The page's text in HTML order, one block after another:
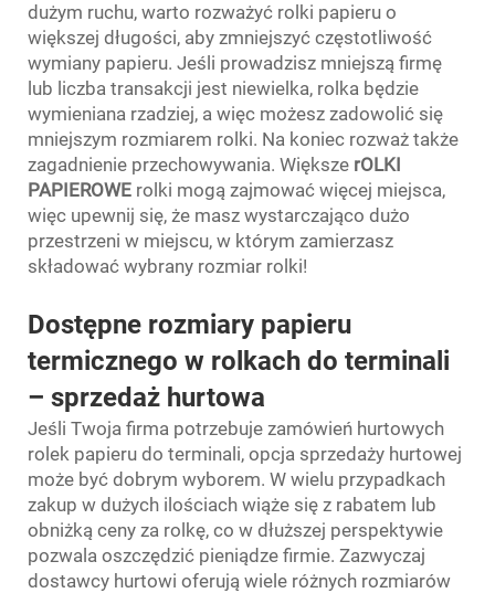
dużym ruchu, warto rozważyć rolki papieru o
większej długości, aby zmniejszyć częstotliwość
wymiany papieru. Jeśli prowadzisz mniejszą firmę
lub liczba transakcji jest niewielka, rolka będzie
wymieniana rzadziej, a więc możesz zadowolić się
mniejszym rozmiarem rolki. Na koniec rozważ także
zagadnienie przechowywania. Większe rOLKI
PAPIEROWE rolki mogą zajmować więcej miejsca,
więc upewnij się, że masz wystarczająco dużo
przestrzeni w miejscu, w którym zamierzasz
składować wybrany rozmiar rolki!
Dostępne rozmiary papieru
termicznego w rolkach do terminali
– sprzedaż hurtowa
Jeśli Twoja firma potrzebuje zamówień hurtowych
rolek papieru do terminali, opcja sprzedaży hurtowej
może być dobrym wyborem. W wielu przypadkach
zakup w dużych ilościach wiąże się z rabatem lub
obniżką ceny za rolkę, co w dłuższej perspektywie
pozwala oszczędzić pieniądze firmie. Zazwyczaj
dostawcy hurtowi oferują wiele różnych rozmiarów